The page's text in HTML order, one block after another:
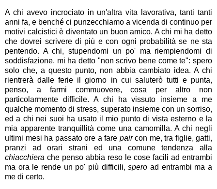
A chi avevo incrociato in un'altra vita lavorativa, tanti tanti
anni fa, e benché ci punzecchiamo a vicenda di continuo per
motivi calcistici è diventato un buon amico. A chi mi ha detto
che dovrei scrivere di più e con ogni probabilità se ne sta
pentendo. A chi, stupendomi un po' ma riempiendomi di
soddisfazione, mi ha detto "non scrivo bene come te": spero
solo che, a questo punto, non abbia cambiato idea. A chi
rientrerà dalle ferie il giorno in cui saluterò tutti e punta,
penso, a farmi commuovere, cosa per altro non
particolarmente difficile. A chi ha vissuto insieme a me
qualche momento di stress, superato insieme con un sorriso,
ed a chi nei suoi ha usato il mio punto di vista esterno e la
mia apparente tranquillità come una camomilla. A chi negli
ultimi mesi ha passato ore a fare paircon me, tra figlie, gatti,
pranzi ad orari strani ed una comune tendenza alla
chiacchiera che penso abbia reso le cose facili ad entrambi
ma ora le rende un po' più difficili,spero ad entrambi ma a
me di certo.